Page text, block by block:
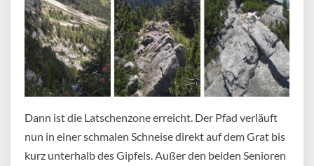
Dann ist die Latschenzone erreicht. Der Pfad verläuft
nun in einer schmalen Schneise direkt auf dem Grat bis
kurz unterhalb des Gipfels. Außer den beiden Senioren